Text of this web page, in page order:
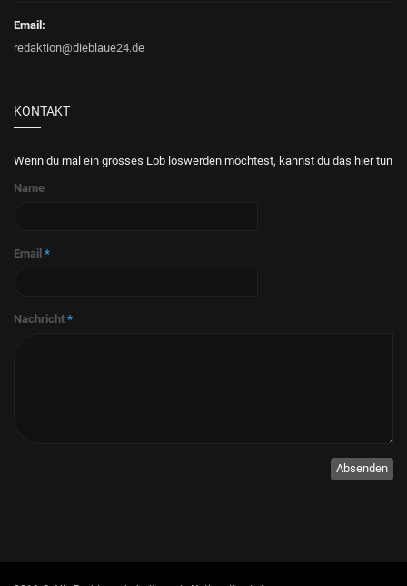
Email:
redaktion@dieblaue24.de
KONTAKT
Wenn du mal ein grosses Lob loswerden möchtest, kannst du das hier tun
Name
Email *
Nachricht *
Absenden